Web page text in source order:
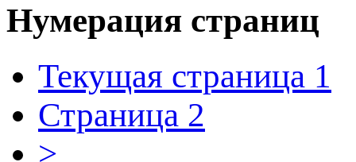
Нумерация страниц
Текущая страница 1
Страница 2
>